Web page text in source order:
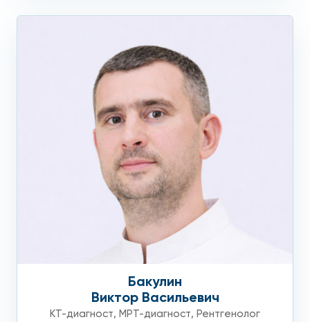
Бакулин
Виктор Васильевич
КТ-диагност, МРТ-диагност, Рентгенолог